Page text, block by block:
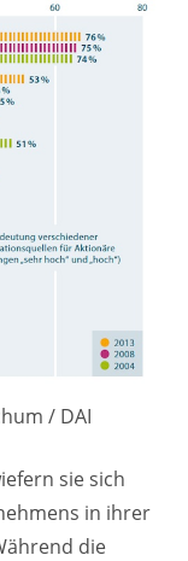
/ DAI
sie sich
in ihrer
die